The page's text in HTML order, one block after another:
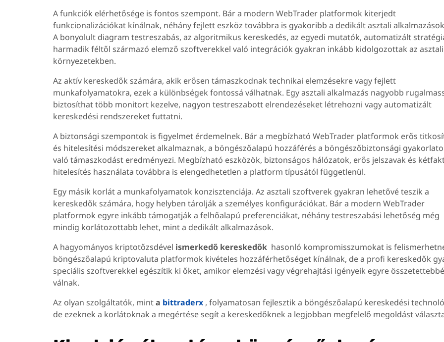
A funkciók elérhetősége is fontos szempont. Bár a modern WebTrader platformok kiterjedt
funkcionalizációkat kínálnak, néhány fejlett eszköz továbbra is gyakoribb a dedikált asztali
A bonyolult diagram testreszabás, az algoritmikus kereskedés, az egyedi mutatók, automatizált
harmadik féltől származó elemző szoftverekkel való integrációk gyakran inkább kidolgozottak az asztali
környezetekben.
Az aktív kereskedők számára, akik erősen támaszkodnak technikai elemzésekre vagy fejlett
munkafolyamatokra, ezek a különbségek fontossá válhatnak. Egy asztali alkalmazás nagyobb
biztosíthat több monitort kezelve, nagyon testreszabott elrendezéseket létrehozni vagy automatizált
kereskedési rendszereket futtatni.
A biztonsági szempontok is figyelmet érdemelnek. Bár a megbízható WebTrader platformok erős
és hitelesítési módszereket alkalmaznak, a böngészőalapú hozzáférés a böngészőbiztonsági
való támaszkodást eredményezi. Megbízható eszközök, biztonságos hálózatok, erős jelszavak és
hitelesítés használata továbbra is elengedhetetlen a platform típusától függetlenül.
Egy másik korlát a munkafolyamatok konzisztenciája. Az asztali szoftverek gyakran lehetővé teszik a
kereskedők számára, hogy helyben tárolják a személyes konfigurációkat. Bár a modern WebTrader
platformok egyre inkább támogatják a felhőalapú preferenciákat, néhány testreszabási lehetőség még
mindig korlátozottabb lehet, mint a dedikált alkalmazások.
A hagyományos kriptotőzsdével ismerkedő kereskedők hasonló kompromisszumokat is
böngészőalapú kriptovaluta platformok kivételes hozzáférhetőséget kínálnak, de a profi kereskedők
speciális szoftverekkel egészítik ki őket, amikor elemzési vagy végrehajtási igényeik egyre összetettebbé
válnak.
Az olyan szolgáltatók, minta bittraderx , folyamatosan fejlesztik a böngészőalapú kereskedési
de ezeknek a korlátoknak a megértése segít a kereskedőknek a legjobban megfelelő megoldást